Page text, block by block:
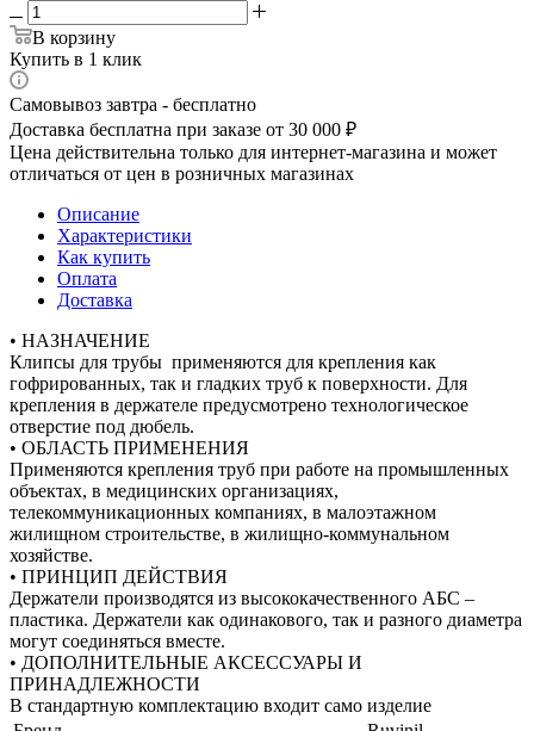
В корзину
Купить в 1 клик
Самовывоз завтра - бесплатно
Доставка бесплатна при заказе от 30 000 ₽
Цена действительна только для интернет-магазина и может
отличаться от цен в розничных магазинах
Описание
Характеристики
Как купить
Оплата
Доставка
• НАЗНАЧЕНИЕ
Клипсы для трубы применяются для крепления как
гофрированных, так и гладких труб к поверхности. Для
крепления в держателе предусмотрено технологическое
отверстие под дюбель.
• ОБЛАСТЬ ПРИМЕНЕНИЯ
Применяются крепления труб при работе на промышленных
объектах, в медицинских организациях,
телекоммуникационных компаниях, в малоэтажном
жилищном строительстве, в жилищно-коммунальном
хозяйстве.
• ПРИНЦИП ДЕЙСТВИЯ
Держатели производятся из высококачественного АБС –
пластика. Держатели как одинакового, так и разного диаметра
могут соединяться вместе.
• ДОПОЛНИТЕЛЬНЫЕ АКСЕССУАРЫ И
ПРИНАДЛЕЖНОСТИ
В стандартную комплектацию входит само изделие